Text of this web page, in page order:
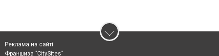
Реклама на сайті
Франшиза "CitySites"